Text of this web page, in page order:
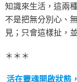
知識來生活，這兩
不是把無分別心、
見；只會這樣扯，
＊＊＊
活在靈魂開啟狀態